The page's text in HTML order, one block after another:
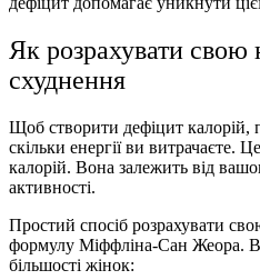
Як розрахувати свою
схуднення
Щоб створити дефіцит калорій,
скільки енергії ви витрачаєте.
калорій. Вона залежить від
активності.
Простий спосіб розрахувати
формулу Міффліна-Сан Жеора.
більшості жінок: